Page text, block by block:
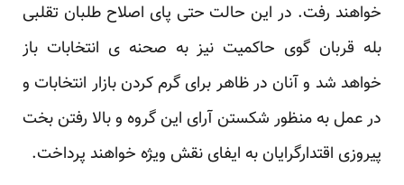
خواهند رفت. در این حالت حتی پای اصلاح طلبان تقلبی
بله قربان گوی حاکمیت نیز به صحنه ‏ی انتخابات باز
خواهد شد و آنان در ظاهر برای گرم کردن بازار انتخابات و
در عمل به منظور شکستن آرای ‏این گروه و بالا رفتن بخت
پیروزی اقتدارگرایان به ایفای نقش ویژه خواهند پرداخت.‏